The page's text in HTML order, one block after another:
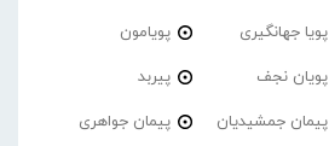
پویا جهانگیری پویامون
پویان نجف پیربد
پیمان جمشیدیان پیمان جواهری